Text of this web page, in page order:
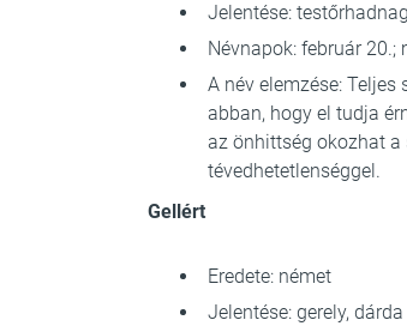
Jelentése:
Névnapok: február
A név elemzése:
abban, hogy el tudja
az önhittség okozhat
tévedhetetlenséggel.
Gellért
Eredete: német
Jelentése: gerely, dárda